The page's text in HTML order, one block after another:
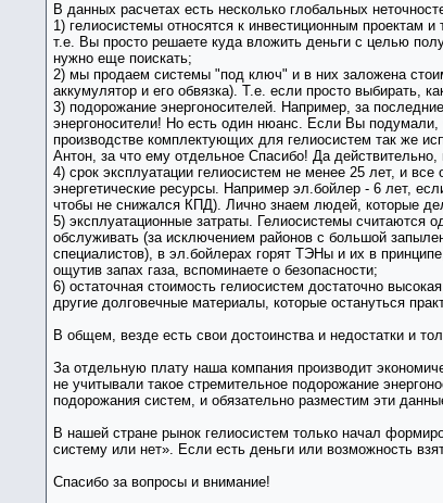
В данных расчетах есть несколько глобальных
1) гелиосистемы относятся к инвестиционным проектам
т.е. Вы просто решаете куда вложить деньги с целью
нужно еще поискать;
2) мы продаем системы "под ключ" и в них заложена
аккумулятор и его обвязка). Т.е. если просто выбирать,
3) подорожание энергоносителей. Например, за
энергоносители! Но есть один нюанс. Если Вы подумали,
производстве комплектующих для гелиосистем так же
Антон, за что ему отдельное Спасибо! Да
4) срок эксплуатации гелиосистем не менее 25 лет, и
энергетические ресурсы. Например эл.бойлер - 6 лет,
чтобы не снижался КПД). Лично знаем людей, которые
5) эксплуатационные затраты. Гелиосистемы
обслуживать (за исключением районов с большой
специалистов), в эл.бойлерах горят ТЭНы и их в
ощутив запах газа, вспоминаете о безопасности;
6) остаточная стоимость гелиосистем достаточно
другие долговечные материалы, которые остануться
В общем, везде есть свои достоинства и недостатки и
За отдельную плату наша компания производит
не учитывали такое стремительное подорожание
подорожания систем, и обязательно разместим эти
В нашей стране рынок гелиосистем только начал
систему или нет». Если есть деньги или возможность
Спасибо за вопросы и внимание!